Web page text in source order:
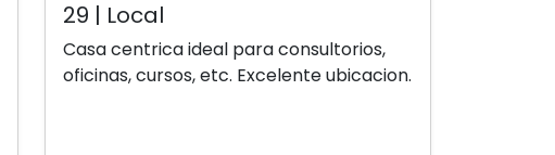
29 | Local
Casa centrica ideal para consultorios,
oficinas, cursos, etc. Excelente ubicacion.